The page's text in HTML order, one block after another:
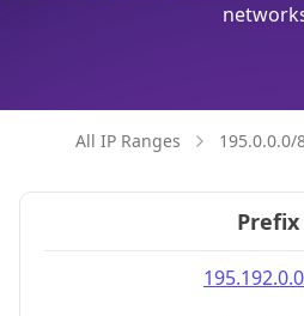
All IP Ranges 195.0.0.0/
Prefix